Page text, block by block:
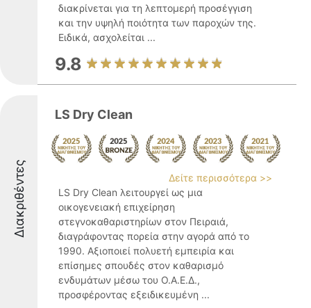
διακρίνεται για τη λεπτομερή προσέγγιση
και την υψηλή ποιότητα των παροχών της.
Ειδικά, ασχολείται ...
9.8
Διακριθέντες
LS Dry Clean
Δείτε περισσότερα >>
LS Dry Clean λειτουργεί ως μια
οικογενειακή επιχείρηση
στεγνοκαθαριστηρίων στον Πειραιά,
διαγράφοντας πορεία στην αγορά από το
1990. Αξιοποιεί πολυετή εμπειρία και
επίσημες σπουδές στον καθαρισμό
ενδυμάτων μέσω του Ο.Α.Ε.Δ.,
προσφέροντας εξειδικευμένη ...